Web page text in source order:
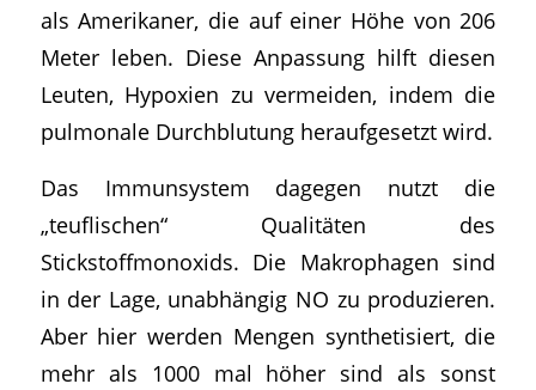
als Amerikaner, die auf einer Höhe von 206
Meter leben. Diese Anpassung hilft diesen
Leuten, Hypoxien zu vermeiden, indem die
pulmonale Durchblutung heraufgesetzt wird.
Das Immunsystem dagegen nutzt die
„teuflischen“ Qualitäten des
Stickstoffmonoxids. Die Makrophagen sind
in der Lage, unabhängig NO zu produzieren.
Aber hier werden Mengen synthetisiert, die
mehr als 1000 mal höher sind als sonst